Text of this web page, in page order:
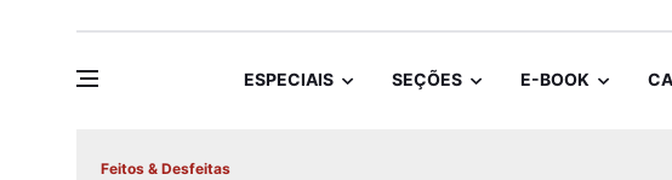
ESPECIAIS SEÇÕES E-BOOK
Feitos & Desfeitas